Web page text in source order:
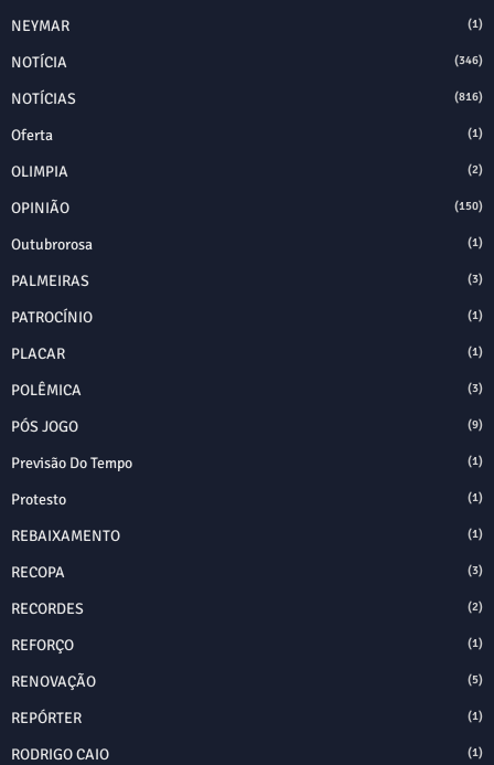
NEYMAR (1)
NOTÍCIA (346)
NOTÍCIAS (816)
Oferta (1)
OLIMPIA (2)
OPINIÃO (150)
Outubrorosa (1)
PALMEIRAS (3)
PATROCÍNIO (1)
PLACAR (1)
POLÊMICA (3)
PÓS JOGO (9)
Previsão Do Tempo (1)
Protesto (1)
REBAIXAMENTO (1)
RECOPA (3)
RECORDES (2)
REFORÇO (1)
RENOVAÇÃO (5)
REPÓRTER (1)
RODRIGO CAIO (1)